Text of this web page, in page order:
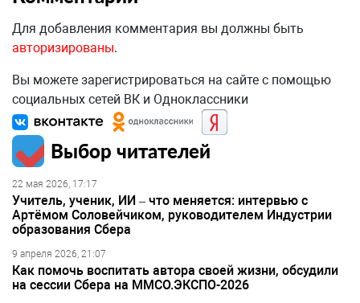
Для добавления комментария вы должны быть
авторизированы.
Вы можете зарегистрироваться на сайте с помощью
социальных сетей ВК и Одноклассники
Выбор читателей
22 мая 2026, 17:17
Учитель, ученик, ИИ – что меняется: интервью с
Артёмом Соловейчиком, руководителем Индустрии
образования Сбера
9 апреля 2026, 21:07
Как помочь воспитать автора своей жизни, обсудили
на сессии Сбера на ММСО.ЭКСПО-2026